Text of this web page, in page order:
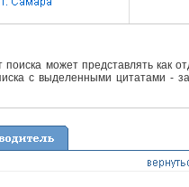
может представлять как
с выделенными цитатами -